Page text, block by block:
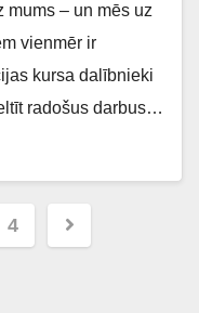
mums – un mēs uz
vienmēr ir
kursa dalībnieki
radošus darbus…
4